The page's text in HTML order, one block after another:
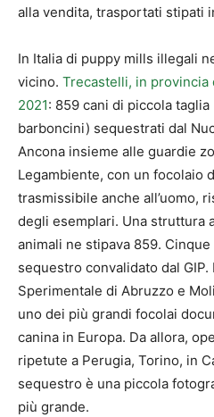
alla vendita, trasportati stipati
In Italia di puppy mills illegali
vicino. Trecastelli, in provincia
2021: 859 cani di piccola
barboncini) sequestrati dal
Ancona insieme alle guardie
Legambiente, con un focolaio
trasmissibile anche all’uomo,
degli esemplari. Una struttura
animali ne stipava 859.
sequestro convalidato dal
Sperimentale di Abruzzo e
uno dei più grandi focolai
canina in Europa. Da allora,
ripetute a Perugia, Torino, in
sequestro è una piccola
più grande.